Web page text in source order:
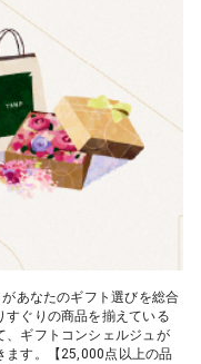
ラワリウム クリスマス
（GREEN）
あなたのギフト選びを総合
ぐりの商品を揃えている
、ギフトコンシェルジュが
ます。【25,000点以上の品